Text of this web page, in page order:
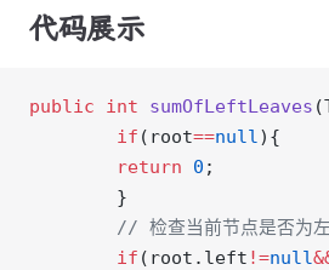
代码展示
public int sumOfLeftLeaves
        if
(root==null){
        return
0 ;
        }
// 检查当前节点是否为
        if
(root.left !=null